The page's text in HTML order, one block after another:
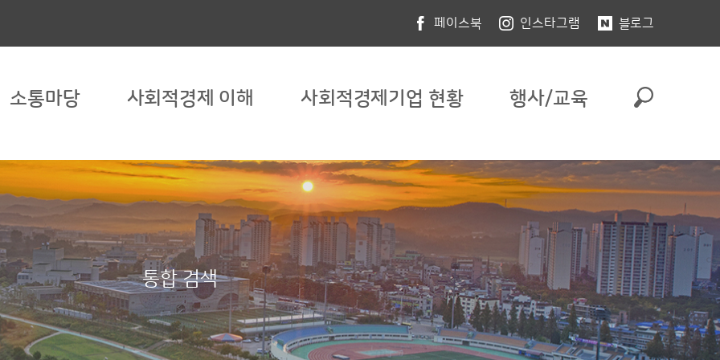
페이스북 인스타그램 블로그
소통마당 사회적경제 이해 사회적경제기업 현황 행사/교육
통합 검색